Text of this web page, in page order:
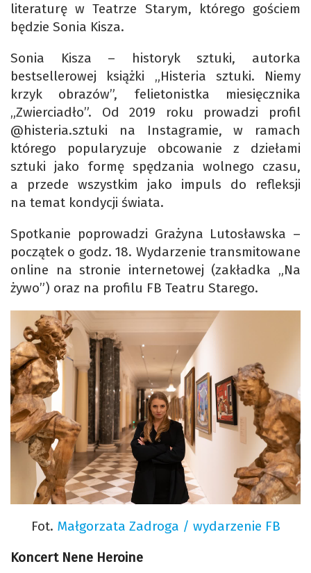
literaturę w Teatrze Starym, którego gościem
będzie Sonia Kisza.
Sonia Kisza – historyk sztuki, autorka
bestsellerowej książki „Histeria sztuki. Niemy
krzyk obrazów”, felietonistka miesięcznika
„Zwierciadło”. Od 2019 roku prowadzi profil
@histeria.sztuki na Instagramie, w ramach
którego popularyzuje obcowanie z dziełami
sztuki jako formę spędzania wolnego czasu,
a przede wszystkim jako impuls do refleksji
na temat kondycji świata.
Spotkanie poprowadzi Grażyna Lutosławska –
początek o godz. 18. Wydarzenie transmitowane
online na stronie internetowej (zakładka „Na
żywo”) oraz na profilu FB Teatru Starego.
Fot. Małgorzata Zadroga / wydarzenie FB
Koncert Nene Heroine